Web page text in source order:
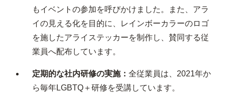
もイベントの参加を呼びかけました。また、アラ
イの見える化を目的に、レインボーカラーのロゴ
を施したアライステッカーを制作し、賛同する従
業員へ配布しています。
定期的な社内研修の実施： 全従業員は、2021年か
ら毎年LGBTQ＋研修を受講しています。